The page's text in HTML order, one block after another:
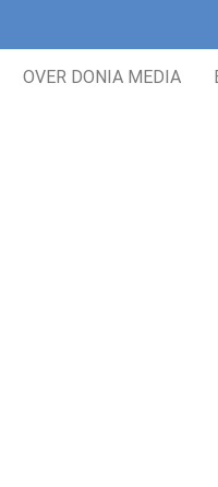
OVER DONIA MEDIA